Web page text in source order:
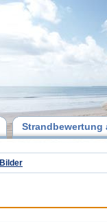
Strandbewertung
Bilder